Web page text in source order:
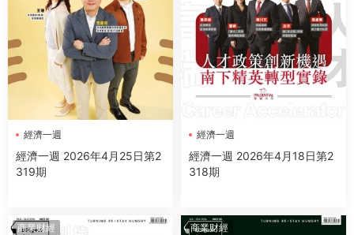
經濟一週
經濟一週 2026年4月25日第2
319期
經濟一週
經濟一週 2026年4月18日第2
318期
商業财經 商業财經